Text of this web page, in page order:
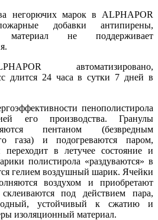
негорючих марок в ALPHAPOR
добавки антипирены,
материал не поддерживает
автоматизировано,
длится 24 часа в сутки 7 дней в
пенополистирола
его производства. Гранулы
пентаном (безвредным
газа) и подогреваются паром,
переходит в летучее состояние и
полистирола «раздуваются» в
гелием воздушный шарик. Ячейки
воздухом и приобретают
под действием пара,
устойчивый к сжатию и
изоляционный материал.